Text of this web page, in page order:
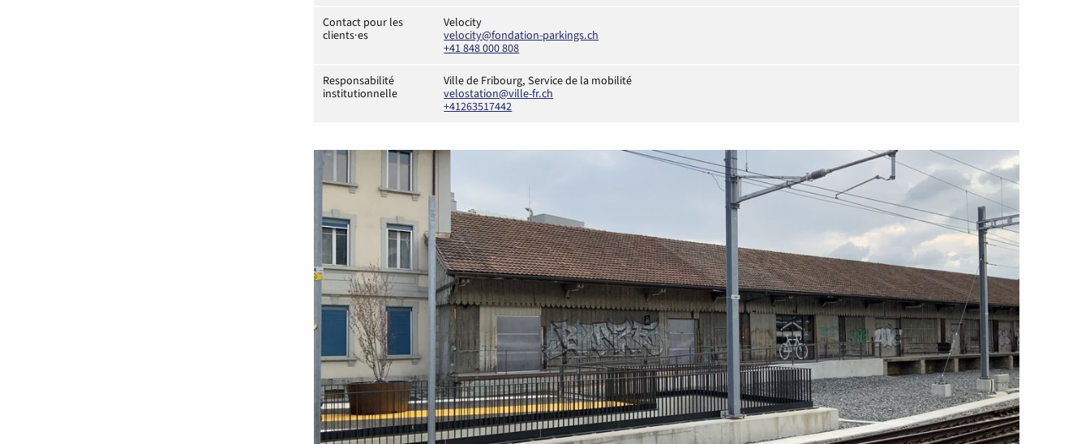
Contact pour les
clients·es
Velocity
velocity@fondation-parkings.ch
+41 848 000 808
Responsabilité
institutionnelle
Ville de Fribourg, Service de la mobilité
velostation@ville-fr.ch
+41263517442